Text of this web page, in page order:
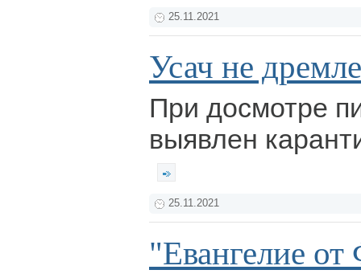
25.11.2021
Усач не
При досмотре
выявлен
25.11.2021
"Евангелие